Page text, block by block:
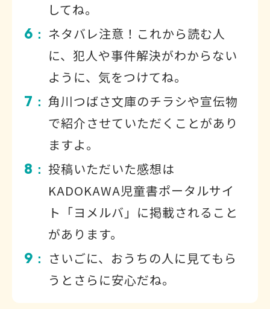
してね。
6 ： ネタバレ注意！これから読む人
に、犯人や事件解決がわからない
ように、気をつけてね。
7 ： 角川つばさ文庫のチラシや宣伝物
で紹介させていただくことがあり
ますよ。
8 ： 投稿いただいた感想は
KADOKAWA児童書ポータルサイ
ト「ヨメルバ」に掲載されること
があります。
9 ：
さいごに、おうちの人に見てもら
うとさらに安心だね。